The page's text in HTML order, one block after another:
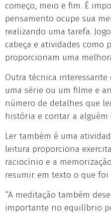
começo, meio e fim. É
pensamento ocupe sua
realizando uma tarefa.
cabeça e atividades como
proporcionam uma
Outra técnica
uma série ou um filme e
número de detalhes que
história e contar a
Ler também é uma
leitura proporciona
raciocínio e a
resumir em texto o que
“A meditação também
importante no equilíbrio